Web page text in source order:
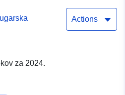
Actions
za 2024.